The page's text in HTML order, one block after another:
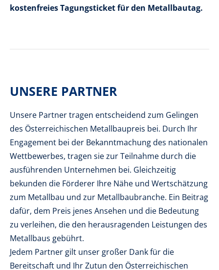
kostenfreies Tagungsticket für den Metallbautag.
UNSERE PARTNER
Unsere Partner tragen entscheidend zum Gelingen
des Österreichischen Metallbaupreis bei. Durch Ihr
Engagement bei der Bekanntmachung des nationalen
Wettbewerbes, tragen sie zur Teilnahme durch die
ausführenden Unternehmen bei. Gleichzeitig
bekunden die Förderer Ihre Nähe und Wertschätzung
zum Metallbau und zur Metallbaubranche. Ein Beitrag
dafür, dem Preis jenes Ansehen und die Bedeutung
zu verleihen, die den herausragenden Leistungen des
Metallbaus gebührt.
Jedem Partner gilt unser großer Dank für die
Bereitschaft und Ihr Zutun den Österreichischen